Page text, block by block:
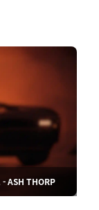
- ASH THORP